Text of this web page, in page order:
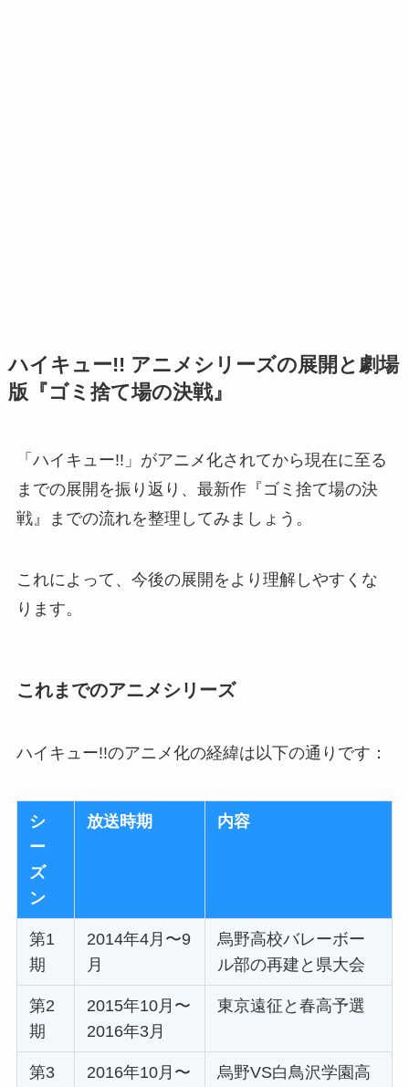
ハイキュー!! アニメシリーズの展開と劇場
版『ゴミ捨て場の決戦』
「ハイキュー!!」がアニメ化されてから現在に至る
までの展開を振り返り、最新作『ゴミ捨て場の決
戦』までの流れを整理してみましょう。
これによって、今後の展開をより理解しやすくな
ります。
これまでのアニメシリーズ
ハイキュー!!のアニメ化の経緯は以下の通りです：
シ
ー
ズ
ン
放送時期 内容
第1
期
2014年4月〜9
月
烏野高校バレーボー
ル部の再建と県大会
第2
期
2015年10月〜
2016年3月
東京遠征と春高予選
第3
2016年10月〜
烏野VS白鳥沢学園高